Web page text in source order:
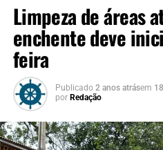
Limpeza de áreas
enchente deve
feira
Publicado 2 anos atrásem
por Redação